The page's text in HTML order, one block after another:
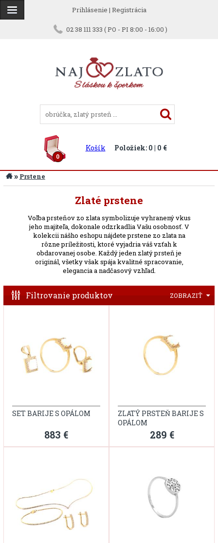
Prihlásenie | Registrácia
02 38 111 333 ( PO - PI 8:00 - 16:00 )
0
Košík Položiek: 0 | 0 €
» Prstene
Zlaté prstene
Voľba prsteňov zo zlata symbolizuje vyhranený vkus
jeho majiteľa, dokonale odzrkadlia Vašu osobnosť. V
kolekcii nášho eshopu nájdete prstene zo zlata na
rôzne príležitosti, ktoré vyjadria váš vzťah k
obdarovanej osobe. Každý jeden zlatý prsteň je
originál, všetky však spája kvalitné spracovanie,
elegancia a nadčasový vzhľad.
Filtrovanie produktov ZOBRAZIŤ
SET BARIJE S OPÁLOM
883 €
ZLATÝ PRSTEŇ BARIJE S
OPÁLOM
289 €